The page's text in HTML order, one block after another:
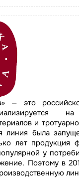
— это
на
и
линия была
лет продукция
у
Поэтому в